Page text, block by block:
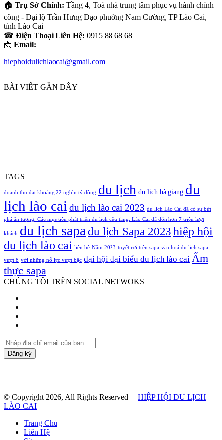
🏠 Trụ Sở Chính: Tầng 4, Toà nhà trung tâm phục vụ hành chính
công - Đại lộ Trần Hưng Đạo phường Nam Cường, TP Lào Cai,
tỉnh Lào Cai
☎ Điện Thoại Liên Hệ: 0915 88 68 68
📩 Email:
hiephoidulichlaocai@gmail.com
BÀI VIẾT GẦN ĐÂY
TAGS
doanh thu đạt khoảng 22 nghìn tỷ đồng du lịch du lịch hà giang du
lịch lào cai du lịch lào cai 2023 du lịch Lào Cai đã có sự bứt
phá ấn tượng. Các mục tiêu phát triển du lịch đều tăng. Lào Cai đã đón hơn 7 triệu lượt
khách du lịch sapa du lịch Sapa 2023 hiệp hội
du lịch lào cai liên hệ Năm 2023 tuyết rơi trên sapa văn hoá du lịch sapa
vượt 8 với những nỗ lực vượt bậc đại hội đại biểu du lịch lào cai Ẩm
thực sapa
CHÚNG TÔI TRÊN SOCIAL NETWOKS
Nhập
địa
chỉ
© Copyright 2026, All Rights Reserved | HIỆP HỘI DU LỊCH
LÀO CAI
Trang Chủ
Liên Hệ